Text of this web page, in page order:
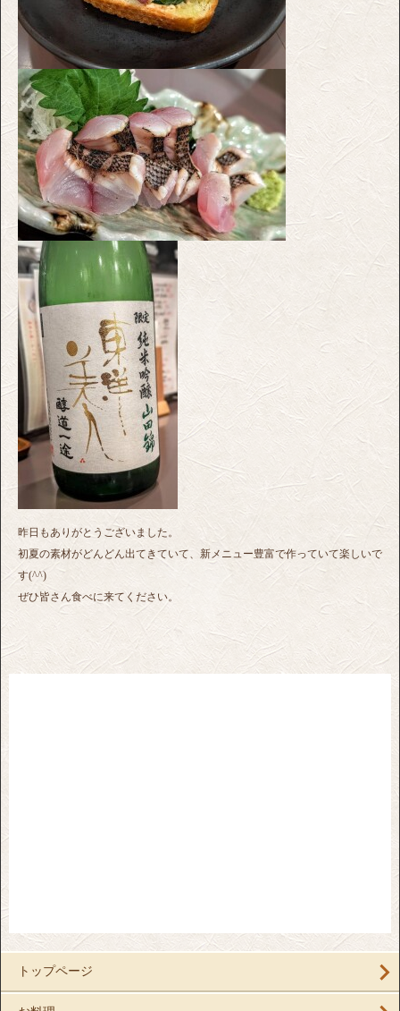
昨日もありがとうございました。
初夏の素材がどんどん出てきていて、新メニュー豊富で作っていて楽しいで
す(^^)
ぜひ皆さん食べに来てください。
トップページ